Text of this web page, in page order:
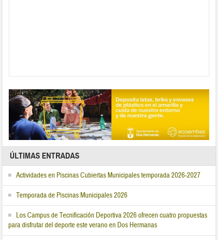
ÚLTIMAS ENTRADAS
Actividades en Piscinas Cubiertas Municipales temporada 2026-2027
Temporada de Piscinas Municipales 2026
Los Campus de Tecnificación Deportiva 2026 ofrecen cuatro propuestas
para disfrutar del deporte este verano en Dos Hermanas